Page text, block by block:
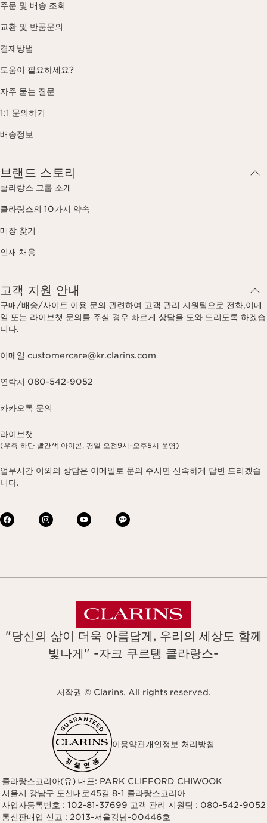
주문 및 배송 조회
교환 및 반품문의
결제방법
도움이 필요하세요?
자주 묻는 질문
1:1 문의하기
배송정보
브랜드 스토리
클라랑스 그룹 소개
클라랑스의 10가지 약속
매장 찾기
인재 채용
고객 지원 안내
구매/배송/사이트 이용 문의 관련하여 고객 관리 지원팀으로 전화,이메
일 또는 라이브챗 문의를 주실 경우 빠르게 상담을 도와 드리도록 하겠습
니다.
이메일 customercare@kr.clarins.com
연락처 080-542-9052
카카오톡 문의
라이브챗
(우측 하단 빨간색 아이콘, 평일 오전9시~오후5시 운영)
업무시간 이외의 상담은 이메일로 문의 주시면 신속하게 답변 드리겠습
니다.
"당신의 삶이 더욱 아름답게, 우리의 세상도 함께
빛나게" -자크 쿠르탱 클라랑스-
저작권 © Clarins. All rights reserved.
이용약관개인정보 처리방침
클라랑스코리아(유) 대표: PARK CLIFFORD CHIWOOK
서울시 강남구 도산대로45길 8-1 클라랑스코리아
사업자등록번호 : 102-81-37699 고객 관리 지원팀 : 080-542-9052
통신판매업 신고 : 2013-서울강남-00446호